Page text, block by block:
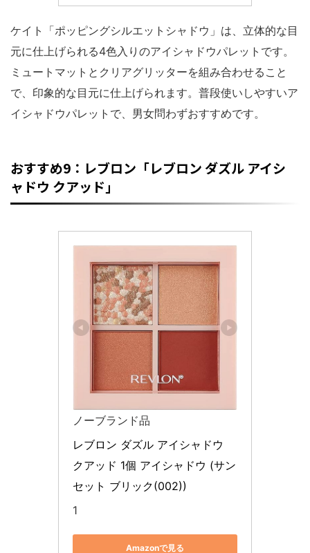
ケイト「ポッピングシルエットシャドウ」は、立体的な目
元に仕上げられる4色入りのアイシャドウパレットです。
ミュートマットとクリアグリッターを組み合わせること
で、印象的な目元に仕上げられます。普段使いしやすいア
イシャドウパレットで、男女問わずおすすめです。
おすすめ9：レブロン「レブロン ダズル アイシ
ャドウ クアッド」
ノーブランド品
レブロン ダズル アイシャドウ
クアッド 1個 アイシャドウ (サン
セット ブリック(002))
1
Amazonで見る